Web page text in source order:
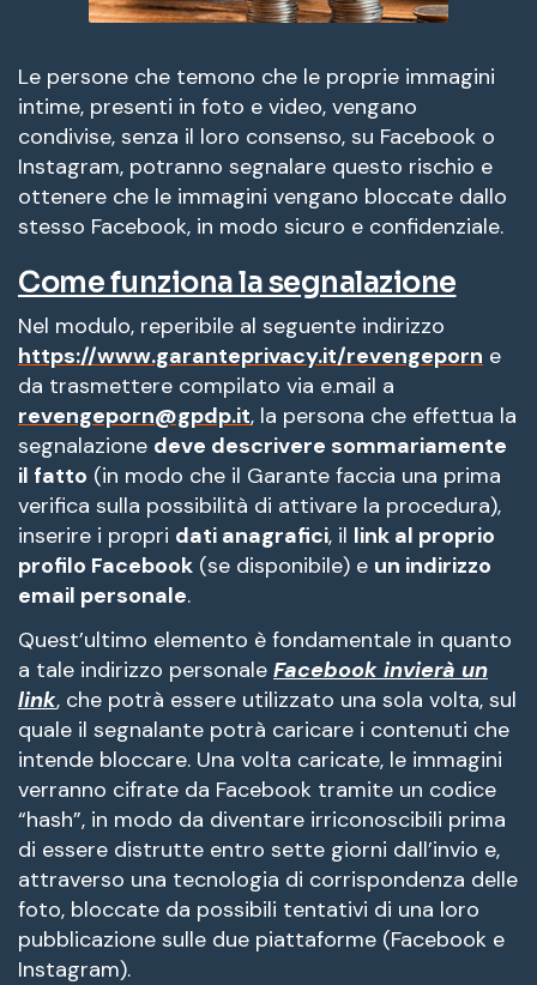
Le persone che temono che le proprie immagini
intime, presenti in foto e video, vengano
condivise, senza il loro consenso, su Facebook o
Instagram, potranno segnalare questo rischio e
ottenere che le immagini vengano bloccate dallo
stesso Facebook, in modo sicuro e confidenziale.
Come funziona la segnalazione
Nel modulo, reperibile al seguente indirizzo
https://www.garanteprivacy.it/revengeporn e
da trasmettere compilato via e.mail a
revengeporn@gpdp.it, la persona che effettua la
segnalazione deve descrivere sommariamente
il fatto (in modo che il Garante faccia una prima
verifica sulla possibilità di attivare la procedura),
inserire i propri dati anagrafici, il link al proprio
profilo Facebook (se disponibile) e un indirizzo
email personale.
Quest’ultimo elemento è fondamentale in quanto
a tale indirizzo personale Facebook invierà un
link, che potrà essere utilizzato una sola volta, sul
quale il segnalante potrà caricare i contenuti che
intende bloccare. Una volta caricate, le immagini
verranno cifrate da Facebook tramite un codice
“hash”, in modo da diventare irriconoscibili prima
di essere distrutte entro sette giorni dall’invio e,
attraverso una tecnologia di corrispondenza delle
foto, bloccate da possibili tentativi di una loro
pubblicazione sulle due piattaforme (Facebook e
Instagram).